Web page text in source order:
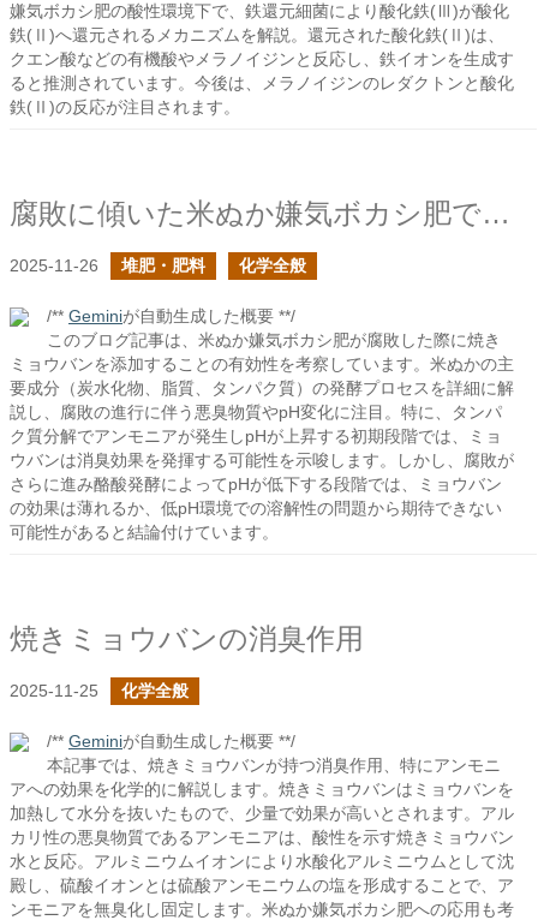
嫌気ボカシ肥の酸性環境下で、鉄還元細菌により酸化鉄(Ⅲ)が酸化
鉄(Ⅱ)へ還元されるメカニズムを解説。還元された酸化鉄(Ⅱ)は、
クエン酸などの有機酸やメラノイジンと反応し、鉄イオンを生成す
ると推測されています。今後は、メラノイジンのレダクトンと酸化
鉄(Ⅱ)の反応が注目されます。
腐敗に傾いた米ぬか嫌気ボカシ肥でミョウバンの添加は有効か？
2025-11-26 堆肥・肥料 化学全般
/** Geminiが自動生成した概要 **/
このブログ記事は、米ぬか嫌気ボカシ肥が腐敗した際に焼き
ミョウバンを添加することの有効性を考察しています。米ぬかの主
要成分（炭水化物、脂質、タンパク質）の発酵プロセスを詳細に解
説し、腐敗の進行に伴う悪臭物質やpH変化に注目。特に、タンパ
ク質分解でアンモニアが発生しpHが上昇する初期段階では、ミョ
ウバンは消臭効果を発揮する可能性を示唆します。しかし、腐敗が
さらに進み酪酸発酵によってpHが低下する段階では、ミョウバン
の効果は薄れるか、低pH環境での溶解性の問題から期待できない
可能性があると結論付けています。
焼きミョウバンの消臭作用
2025-11-25 化学全般
/** Geminiが自動生成した概要 **/
本記事では、焼きミョウバンが持つ消臭作用、特にアンモニ
アへの効果を化学的に解説します。焼きミョウバンはミョウバンを
加熱して水分を抜いたもので、少量で効果が高いとされます。アル
カリ性の悪臭物質であるアンモニアは、酸性を示す焼きミョウバン
水と反応。アルミニウムイオンにより水酸化アルミニウムとして沈
殿し、硫酸イオンとは硫酸アンモニウムの塩を形成することで、ア
ンモニアを無臭化し固定します。米ぬか嫌気ボカシ肥への応用も考